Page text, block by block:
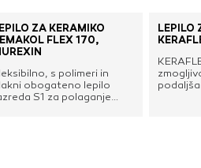
ZA KERAMIKO
FLEX 170,
s polimeri in
obogateno lepilo
S1 za polaganje
LEPILO